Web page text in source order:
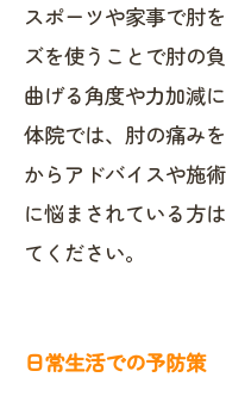
スポーツや家事で肘
ズを使うことで肘の
曲げる角度や力加減
体院では、肘の痛み
からアドバイスや施
に悩まされている方
てください。
日常生活での予防策